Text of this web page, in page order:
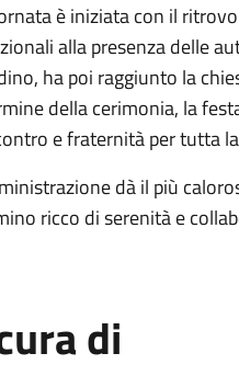
è iniziata con il
alla presenza delle
ha poi raggiunto la
della cerimonia, la
e fraternità per tutta
dà il più
ricco di serenità e
di